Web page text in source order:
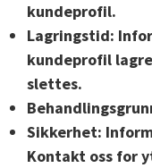
kundeprofil.
Lagringstid:
kundeprofil
slettes.
Sikkerhet:
Kontakt oss for